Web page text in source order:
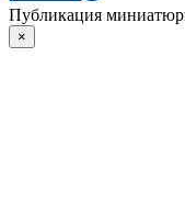
Публикация
×